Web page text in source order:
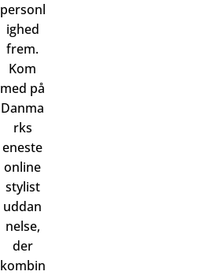
personl
ighed
frem.
Kom
med på
Danma
rks
eneste
online
stylist
uddan
nelse,
der
kombin